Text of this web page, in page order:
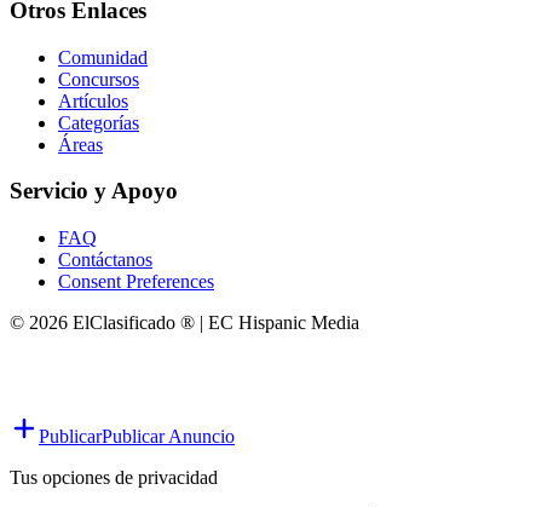
Otros Enlaces
Comunidad
Concursos
Artículos
Categorías
Áreas
Servicio y Apoyo
FAQ
Contáctanos
Consent Preferences
© 2026 ElClasificado ® | EC Hispanic Media
PublicarPublicar Anuncio
Tus opciones de privacidad